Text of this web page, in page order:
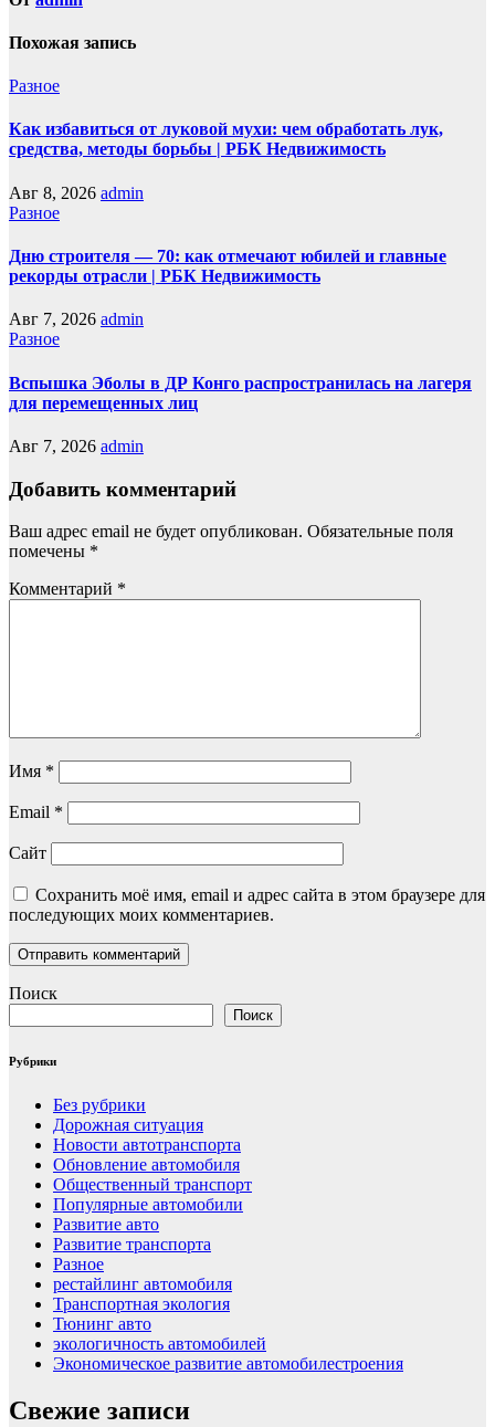
Похожая запись
Разное
Как избавиться от луковой мухи: чем обработать лук,
средства, методы борьбы | РБК Недвижимость
Авг 8, 2026 admin
Разное
Дню строителя — 70: как отмечают юбилей и главные
рекорды отрасли | РБК Недвижимость
Авг 7, 2026 admin
Разное
Вспышка Эболы в ДР Конго распространилась на лагеря
для перемещенных лиц
Авг 7, 2026 admin
Добавить комментарий
Ваш адрес email не будет опубликован. Обязательные поля
помечены *
Комментарий *
Имя *
Email *
Сайт
Сохранить моё имя, email и адрес сайта в этом браузере для
последующих моих комментариев.
Поиск
Поиск
Рубрики
Без рубрики
Дорожная ситуация
Новости автотранспорта
Обновление автомобиля
Общественный транспорт
Популярные автомобили
Развитие авто
Развитие транспорта
Разное
рестайлинг автомобиля
Транспортная экология
Тюнинг авто
экологичность автомобилей
Экономическое развитие автомобилестроения
Свежие записи